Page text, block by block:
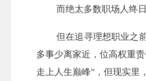
而绝太多数职场人终
但在追寻理想职业之
多事少离家近，位高权重
走上人生巅峰”，但现实里